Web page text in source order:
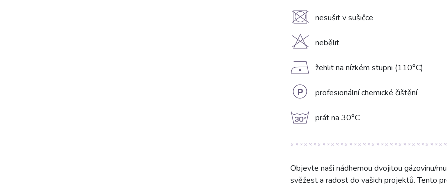
U nesušit v sušičce
H nebělit
D žehlit na nízkém stupni (110°C)
L profesionální chemické čištění
g prát na 30°C
Objevte naši nádhernou dvojitou gázovinu/
svěžest a radost do vašich projektů. Tento